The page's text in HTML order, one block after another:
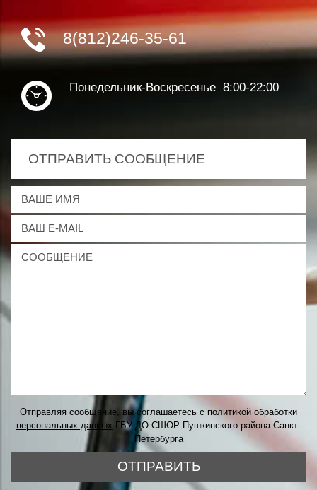
8(812)246-35-61
Понедельник-Воскресенье 8:00-22:00
ОТПРАВИТЬ СООБЩЕНИЕ
Отправляя сообщение, вы соглашаетесь с политикой обработки
персональных данных ГБУ ДО СШОР Пушкинского района Санкт-
Петербурга
ОТПРАВИТЬ